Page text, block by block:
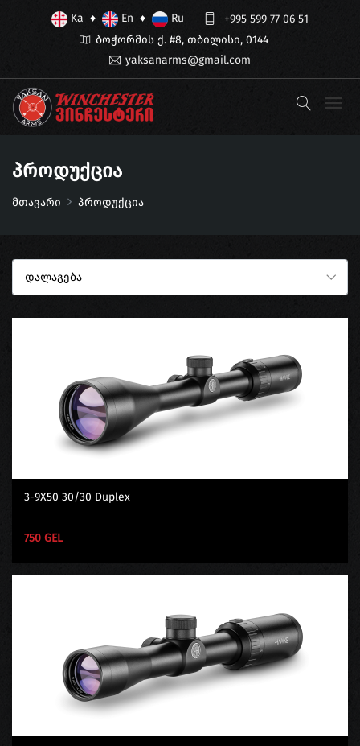
Ka ♦ En ♦ Ru
+995 599 77 06 51
ბოჭორმის ქ. #8, თბილისი, 0144
yaksanarms@gmail.com
Პროდუქცია
მთავარი პროდუქცია
3-9X50 30/30 Duplex
750 GEL